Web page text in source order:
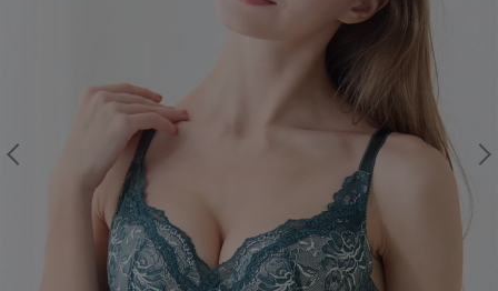
キッズ
マタニティ ギフトラッピング
サイズからブラを探す
A65 A70 A75